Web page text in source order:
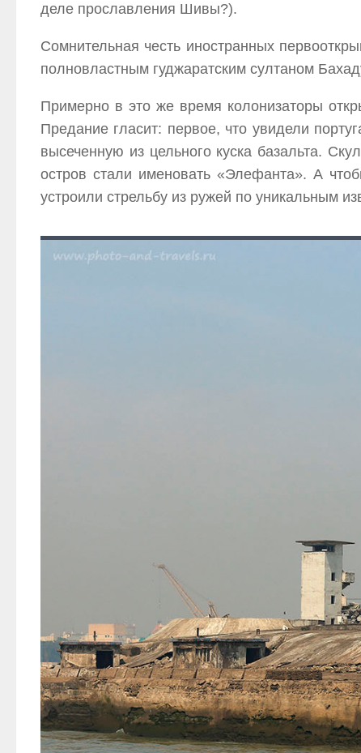
деле прославления Шивы?).
Сомнительная честь иностранных
полновластным гуджаратским султаном
Примерно в это же время колонизаторы
Предание гласит: первое, что увидели
высеченную из цельного куска базальта.
остров стали именовать «Элефанта». А
устроили стрельбу из ружей по уникальным